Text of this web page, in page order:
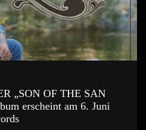
„SON OF THE SAN
erscheint am 6. Juni